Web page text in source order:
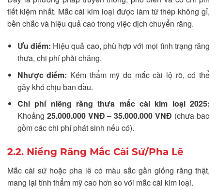
tiết kiệm nhất. Mắc cài kim loại được làm từ thép không gỉ,
bền chắc và hiệu quả cao trong việc dịch chuyển răng.
Ưu điểm: Hiệu quả cao, phù hợp với mọi tình trạng răng
thưa, chi phí phải chăng.
Nhược điểm: Kém thẩm mỹ do mắc cài lộ rõ, có thể
gây khó chịu ban đầu.
Chi phí niềng răng thưa mắc cài kim loại 2025:
Khoảng 25.000.000 VNĐ – 35.000.000 VNĐ (chưa bao
gồm các chi phí phát sinh nếu có).
2.2. Niềng Răng Mắc Cài Sứ/Pha Lê
Mắc cài sứ hoặc pha lê có màu sắc gần giống răng thật,
mang lại tính thẩm mỹ cao hơn so với mắc cài kim loại.